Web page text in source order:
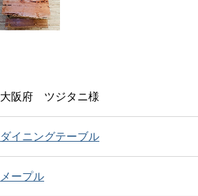
大阪府 ツジタニ様
ダイニングテーブル
メープル